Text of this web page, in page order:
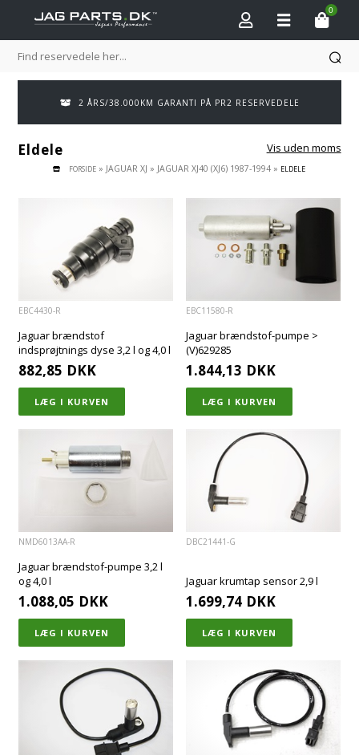
0
2 ÅRS/38.000KM GARANTI PÅ PR2 RESERVEDELE
Eldele
FORSIDE » JAGUAR XJ » JAGUAR XJ40 (XJ6) 1987-1994 » ELDELE
Vis uden moms
EBC4430-R
Jaguar brændstof
indsprøjtnings dyse 3,2 l og 4,0 l
882,85 DKK
EBC11580-R
Jaguar brændstof-pumpe >
(V)629285
1.844,13 DKK
NMD6013AA-R
Jaguar brændstof-pumpe 3,2 l
og 4,0 l
1.088,05 DKK
DBC21441-G
Jaguar krumtap sensor 2,9 l
1.699,74 DKK